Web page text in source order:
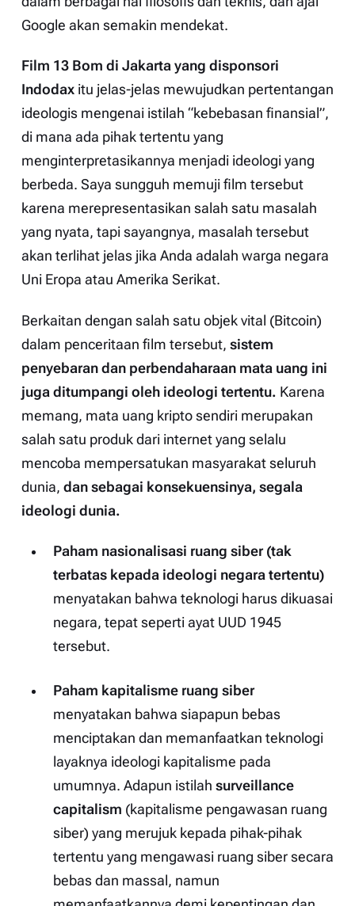
Google akan semakin mendekat.
Film 13 Bom di Jakartayang disponsori
Indodaxitu jelas-jelas mewujudkan pertentangan
ideologis mengenai istilah “kebebasan finansial”,
di mana ada pihak tertentu yang
menginterpretasikannya menjadi ideologi yang
berbeda. Saya sungguh memuji film tersebut
karena merepresentasikan salah satu masalah
yang nyata, tapi sayangnya, masalah tersebut
akan terlihat jelas jika Anda adalah warga negara
Uni Eropa atau Amerika Serikat.
Berkaitan dengan salah satu objek vital (Bitcoin)
dalam penceritaan film tersebut, sistem
penyebaran dan perbendaharaan mata uang ini
juga ditumpangi oleh ideologi tertentu. Karena
memang, mata uang kripto sendiri merupakan
salah satu produk dari internet yang selalu
mencoba mempersatukan masyarakat seluruh
dunia, dan sebagai konsekuensinya, segala
ideologi dunia.
Paham nasionalisasi ruang siber (tak
terbatas kepada ideologi negara tertentu)
menyatakan bahwa teknologi harus dikuasai
negara, tepat seperti ayat UUD 1945
tersebut.
Paham kapitalisme ruang siber
menyatakan bahwa siapapun bebas
menciptakan dan memanfaatkan teknologi
layaknya ideologi kapitalisme pada
umumnya. Adapun istilah surveillance
capitalism (kapitalisme pengawasan ruang
siber) yang merujuk kepada pihak-pihak
tertentu yang mengawasi ruang siber secara
bebas dan massal, namun